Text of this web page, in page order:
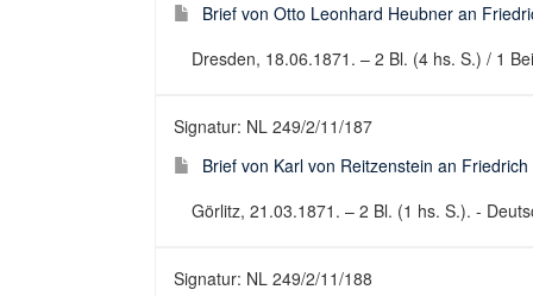
Brief von Otto Leonhard Heubner an
Dresden, 18.06.1871. – 2 Bl. (4 hs. S.) / 1
Signatur: NL 249/2/11/187
Brief von Karl von Reitzenstein an
Görlitz, 21.03.1871. – 2 Bl. (1 hs. S.). -
Signatur: NL 249/2/11/188